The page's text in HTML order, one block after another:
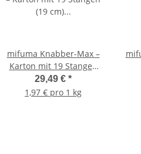
mifuma Knabber-Max –
Karton mit 19 Stangen
(19 cm) inklusive
Halterung
29,49 € *
1,97 € pro 1 kg